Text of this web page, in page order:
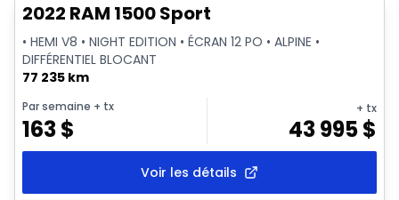
2022 RAM 1500 Sport
• HEMI V8 • NIGHT EDITION • ÉCRAN 12 PO • ALPINE •
DIFFÉRENTIEL BLOCANT
77 235 km
Par semaine + tx
163$
+ tx
43 995$
Voir les détails